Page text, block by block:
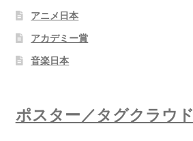
アニメ日本
アカデミー賞
音楽日本
ポスター／タグクラウド